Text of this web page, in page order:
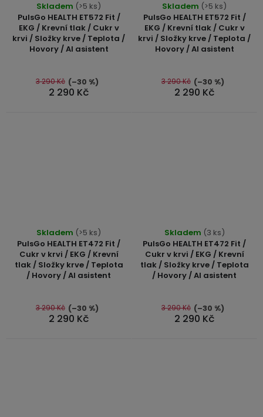
PulsGo HEALTH ET572 Fit /
EKG / Krevní tlak / Cukr v
krvi / Složky krve / Teplota /
Hovory / AI asistent
hodnocení
produktu
je
4,5
5
hvězdiček.
Skladem (>5 ks)
2 290 Kč
3 290 Kč (–30 %)
PulsGo HEALTH ET572 Fit /
EKG / Krevní tlak / Cukr v
krvi / Složky krve / Teplota /
Hovory / AI asistent
Skladem (>5 ks)
2 290 Kč
3 290 Kč (–30 %)
PulsGo HEALTH ET472 Fit /
Cukr v krvi / EKG / Krevní
tlak / Složky krve / Teplota
/ Hovory / AI asistent
hodnocení
produktu
je
4,7
5
hvězdiček.
Skladem (>5 ks)
2 290 Kč
3 290 Kč (–30 %)
PulsGo HEALTH ET472 Fit /
Cukr v krvi / EKG / Krevní
tlak / Složky krve / Teplota
/ Hovory / AI asistent
hodnocení
produktu
je
5,0
5
hvězdiček.
Skladem (3 ks)
2 290 Kč
3 290 Kč (–30 %)